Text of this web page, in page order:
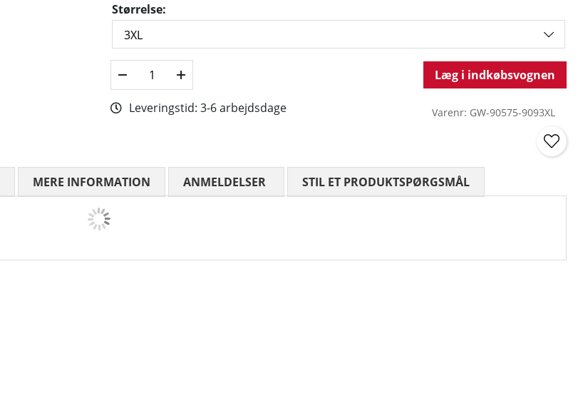
Størrelse:
Læg i indkøbsvognen
Leveringstid: 3-6 arbejdsdage Varenr: GW-90575-9093XL
MERE INFORMATION ANMELDELSER GENNEMSNITLIG VURDERING 0 UD AF 5 ANTAL
STIL ET PRODUKTSPØRGSMÅL